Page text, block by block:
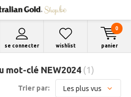
se connecter wishlist panier
0
mot-clé NEW2024 (1)
Trier par: